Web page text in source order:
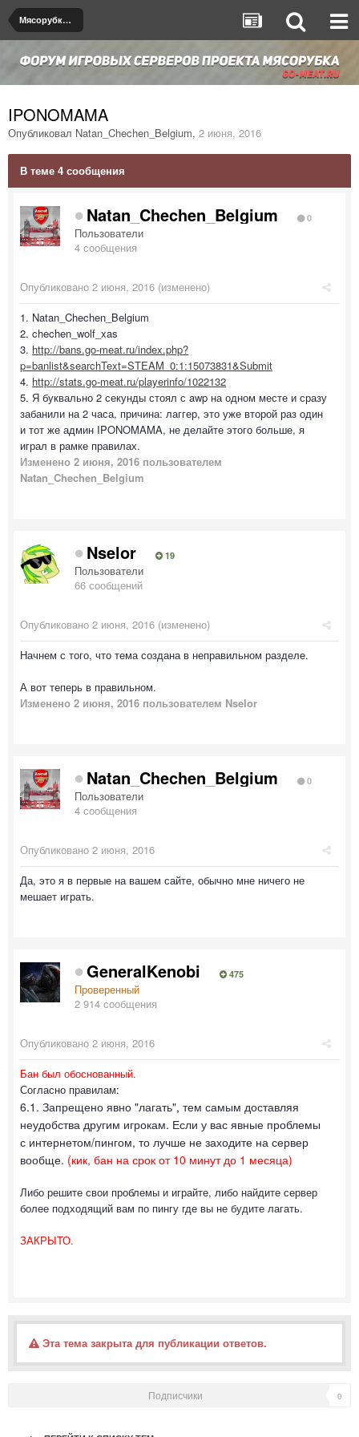
Мясорубка $2000$
IPONOMAMA
Опубликовал Natan_Chechen_Belgium, 2 июня, 2016
В теме 4 сообщения
Natan_Chechen_Belgium 0
Пользователи
4 сообщения
Опубликовано 2 июня, 2016 (изменено)
1. Natan_Chechen_Belgium
2. chechen_wolf_xas
3. http://bans.go-meat.ru/index.php?
p=banlist&searchText=STEAM_0:1:15073831&Submit
4. http://stats.go-meat.ru/playerinfo/1022132
5. Я буквально 2 секунды стоял с awp на одном месте и сразу
забанили на 2 часа, причина: лаггер, это уже второй раз один
и тот же админ IPONOMAMA, не делайте этого больше, я
играл в рамке правилах.
Изменено 2 июня, 2016 пользователем
Natan_Chechen_Belgium
Nselor 19
Пользователи
66 сообщений
Опубликовано 2 июня, 2016 (изменено)
Начнем с того, что тема создана в неправильном разделе.
А вот теперь в правильном.
Изменено 2 июня, 2016 пользователем Nselor
Natan_Chechen_Belgium 0
Пользователи
4 сообщения
Опубликовано 2 июня, 2016
Да, это я в первые на вашем сайте, обычно мне ничего не
мешает играть.
GeneralKenobi 475
Проверенный
2 914 сообщения
Опубликовано 2 июня, 2016
Бан был обоснованный.
Согласно правилам:
6.1. Запрещено явно "лагать", тем самым доставляя
неудобства другим игрокам. Если у вас явные проблемы
с интернетом/пингом, то лучше не заходите на сервер
вообще. (кик, бан на срок от 10 минут до 1 месяца)
Либо решите свои проблемы и играйте, либо найдите сервер
более подходящий вам по пингу где вы не будите лагать.
ЗАКРЫТО.
Эта тема закрыта для публикации ответов.
Подписчики 0